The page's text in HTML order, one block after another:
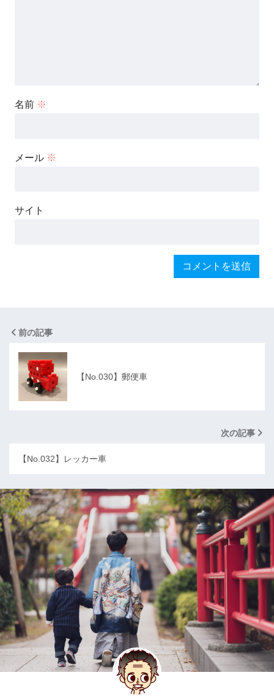
名前 ※
メール ※
サイト
前の記事
【No.030】郵便車
次の記事
【No.032】レッカー車